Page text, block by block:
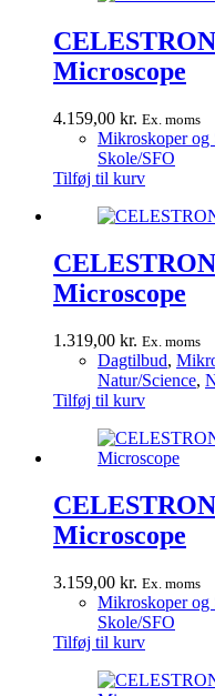
Microscope
4.159,00 kr. Ex. moms
Mikroskoper og
Skole/SFO
Tilføj til kurv
Microscope
1.319,00 kr. Ex. moms
Dagtilbud,
Natur/Science,
Tilføj til kurv
Microscope
3.159,00 kr. Ex. moms
Mikroskoper og
Skole/SFO
Tilføj til kurv